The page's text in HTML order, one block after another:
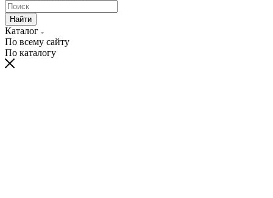
Найти
Каталог
По всему сайту
По каталогу